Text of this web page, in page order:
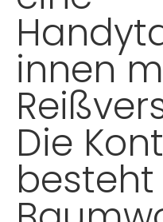
innen
Die
besteht